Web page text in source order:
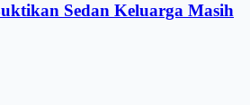
Sedan Keluarga Masih